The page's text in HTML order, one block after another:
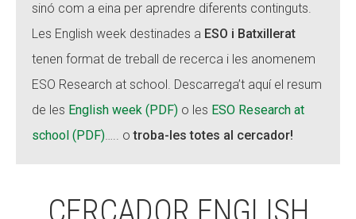
sinó com a eina per aprendre diferents continguts.
Les English week destinades a ESO i Batxillerat
tenen format de treball de recerca i les anomenem
ESO Research at school. Descarrega’t aquí el resum
de les English week (PDF) o les ESO Research at
school (PDF)….. otroba-les totes al cercador!
CERCADOR ENGLISH
Els comptes clars
Proposta educativa
ACTUALITAT